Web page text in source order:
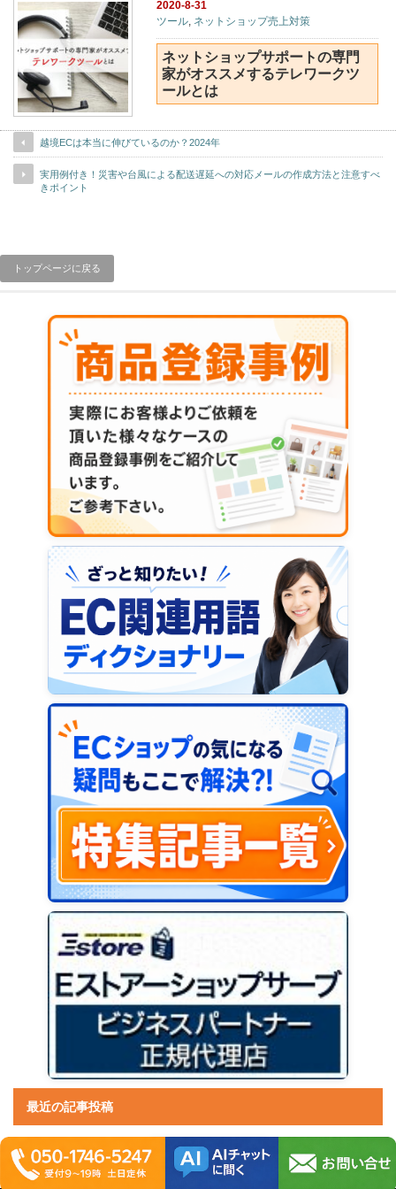
2020-8-31
ツール, ネットショップ売上対策
ネットショップサポートの専門
家がオススメするテレワークツ
ールとは
越境ECは本当に伸びているのか？2024年
実用例付き！災害や台風による配送遅延への対応メールの作成方法と注意すべ
きポイント
トップページに戻る
最近の記事投稿
【2026年版】無料の画像検索サイト10選｜人物・類似画
像・拾い画を検索
In 検索